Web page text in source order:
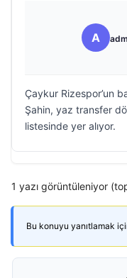
A
Çaykur Rizespor’un
Şahin, yaz transfer
listesinde yer alıyor.
1 yazı görüntüleniyor
Bu konuyu yanıtlamak